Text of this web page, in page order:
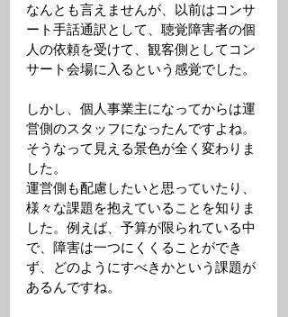
なんとも言えませんが、以前はコンサ
ート手話通訳として、聴覚障害者の個
人の依頼を受けて、観客側としてコン
サート会場に入るという感覚でした。
しかし、個人事業主になってからは運
営側のスタッフになったんですよね。
そうなって見える景色が全く変わりま
した。
運営側も配慮したいと思っていたり、
様々な課題を抱えていることを知りま
した。例えば、予算が限られている中
で、障害は一つにくくることができ
ず、どのようにすべきかという課題が
あるんですね。